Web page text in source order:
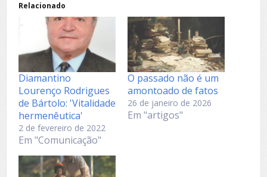
Relacionado
Diamantino
Lourenço Rodrigues
de Bártolo: 'Vitalidade
hermenêutica'
2 de fevereiro de 2022
Em "Comunicação"
O passado não é um
amontoado de fatos
26 de janeiro de 2026
Em "artigos"